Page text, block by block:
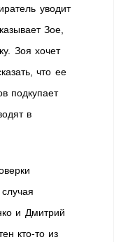
уводит
Зое,
Зоя хочет
что ее
подкупает
в
и Дмитрий
кто-то из